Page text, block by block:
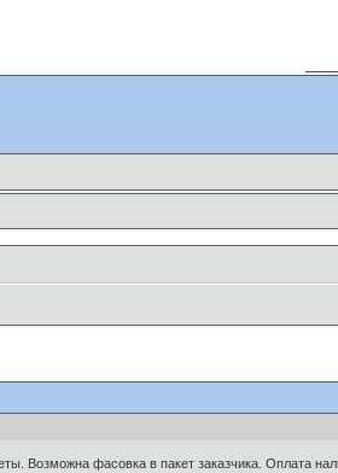
Возможна фасовка в пакет заказчика. Оплата